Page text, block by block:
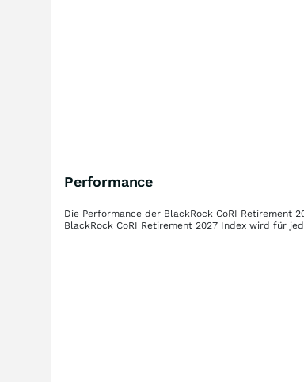
Performance
Die Performance der BlackRock CoRI Retirement
BlackRock CoRI Retirement 2027 Index wird für